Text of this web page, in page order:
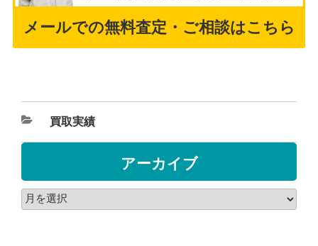
メールでの無料査定・ご相談はこちら
買取実績
アーカイブ